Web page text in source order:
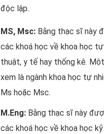
độc lập.
MS, Msc: Bằng thạc sĩ này
các khoá học về khoa học
thuật, y tế hay thống kê.
xem là ngành khoa học tự
Ms hoặc Msc.
M.Eng: Bằng thạc sĩ này
các khoá học về khoa học